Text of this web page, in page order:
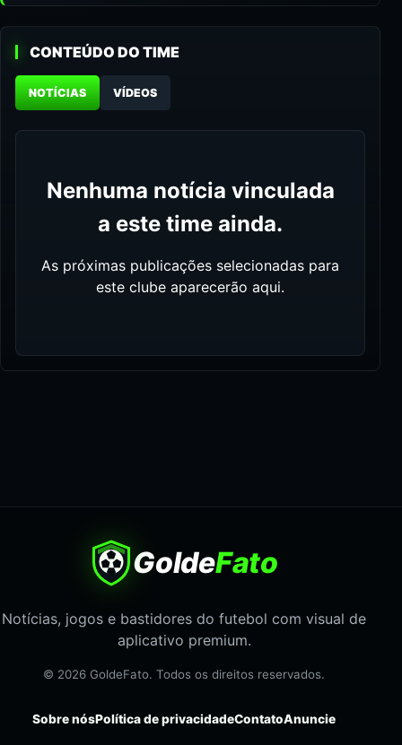
CONTEÚDO DO TIME
NOTÍCIAS VÍDEOS
Nenhuma notícia vinculada
a este time ainda.
As próximas publicações selecionadas para
este clube aparecerão aqui.
GoldeFato
Notícias, jogos e bastidores do futebol com visual de
aplicativo premium.
© 2026 GoldeFato. Todos os direitos reservados.
Sobre nósPolítica de privacidadeContatoAnuncie